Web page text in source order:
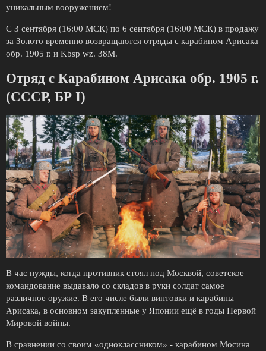
уникальным вооружением!
С 3 сентября (16:00 МСК) по 6 сентября (16:00 МСК) в продажу
за Золото временно возвращаются отряды с карабином Арисака
обр. 1905 г. и Kbsp wz. 38M.
Отряд с Карабином Арисака обр. 1905 г.
(СССР, БР I)
В час нужды, когда противник стоял под Москвой, советское
командование выдавало со складов в руки солдат самое
различное оружие. В его числе были винтовки и карабины
Арисака, в основном закупленные у Японии ещё в годы Первой
Мировой войны.
В сравнении со своим «одноклассником» - карабином Мосина